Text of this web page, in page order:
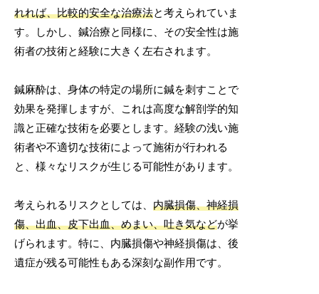
れれば、比較的安全な治療法と考えられていま
す。しかし、鍼治療と同様に、その安全性は施
術者の技術と経験に大きく左右されます。
鍼麻酔は、身体の特定の場所に鍼を刺すことで
効果を発揮しますが、これは高度な解剖学的知
識と正確な技術を必要とします。経験の浅い施
術者や不適切な技術によって施術が行われる
と、様々なリスクが生じる可能性があります。
考えられるリスクとしては、内臓損傷、神経損
傷、出血、皮下出血、めまい、吐き気などが挙
げられます。特に、内臓損傷や神経損傷は、後
遺症が残る可能性もある深刻な副作用です。